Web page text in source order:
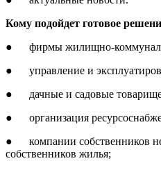
Кому подойдет готовое
● фирмы жилищно-
● управление и
● дачные и садовые
● организация
● компании собственников
собственников жилья;